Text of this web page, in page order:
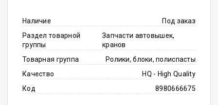
Наличие
Под заказ
Раздел товарной
группы
Запчасти автовышек,
кранов
Товарная группа
Ролики, блоки, полиспасты
Качество
HQ - High Quality
Код
8980666675